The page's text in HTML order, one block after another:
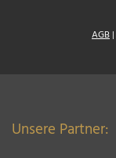
AGB |
Unsere Partner: